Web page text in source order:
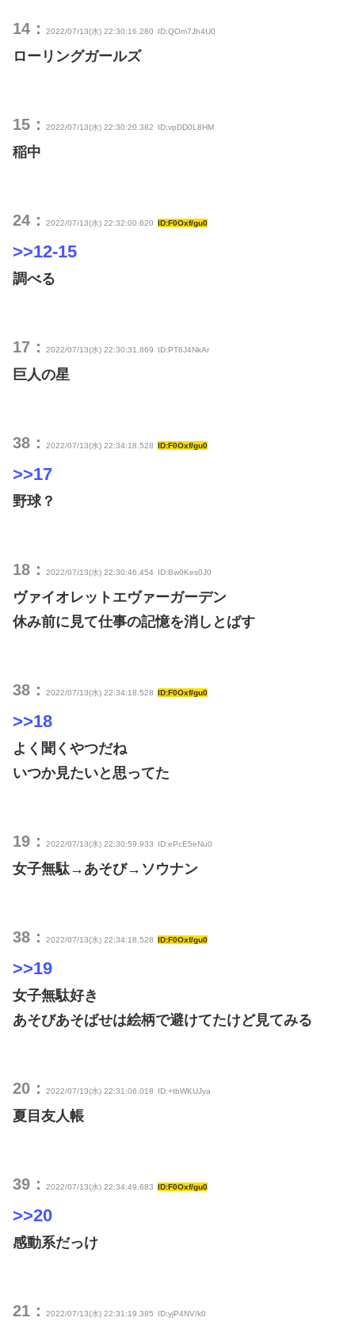
14： 2022/07/13(水) 22:30:16.280 ID:QOm7Jh4U0
ローリングガールズ
15： 2022/07/13(水) 22:30:20.382 ID:vpDD0L8HM
稲中
24： 2022/07/13(水) 22:32:00.620 ID:F0Oxf/gu0
>>12-15
調べる
17： 2022/07/13(水) 22:30:31.869 ID:PT6J4NkAr
巨人の星
38： 2022/07/13(水) 22:34:18.528 ID:F0Oxf/gu0
>>17
野球？
18： 2022/07/13(水) 22:30:46.454 ID:Bw0Kes0J0
ヴァイオレットエヴァーガーデン
休み前に見て仕事の記憶を消しとばす
38： 2022/07/13(水) 22:34:18.528 ID:F0Oxf/gu0
>>18
よく聞くやつだね
いつか見たいと思ってた
19： 2022/07/13(水) 22:30:59.933 ID:ePcE5eNu0
女子無駄→あそび→ソウナン
38： 2022/07/13(水) 22:34:18.528 ID:F0Oxf/gu0
>>19
女子無駄好き
あそびあそばせは絵柄で避けてたけど見てみる
20： 2022/07/13(水) 22:31:06.018 ID:+tbWKUJya
夏目友人帳
39： 2022/07/13(水) 22:34:49.683 ID:F0Oxf/gu0
>>20
感動系だっけ
21： 2022/07/13(水) 22:31:19.385 ID:yjP4NV/k0